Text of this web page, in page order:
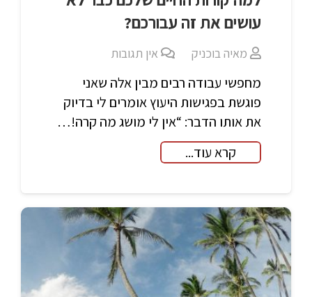
עושים את זה עבורכם?
מאיה בוכניק אין תגובות
מחפשי עבודה רבים מבין אלה שאני
פוגשת בפגישות היעוץ אומרים לי בדיוק
את אותו הדבר: “אין לי מושג מה קרה!…
קרא עוד...